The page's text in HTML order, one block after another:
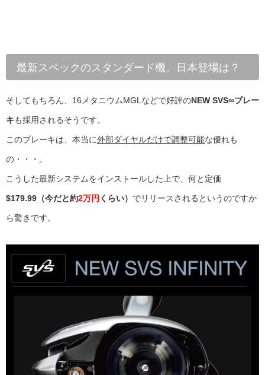
最新スペックのスタンダード機。日本登場は？
そしてもちろん、16メタニウムMGLなどで好評のNEW SVS∞ブレー
キも採用されるそうです。
このブレーキは、本当に外部ダイヤルだけで調整可能な優れも
の・・・。
こうした最新システムをインストールした上で、何と定価
$179.99（今だと約2万円 くらい） でリリースされるというのですか
ら驚きです。